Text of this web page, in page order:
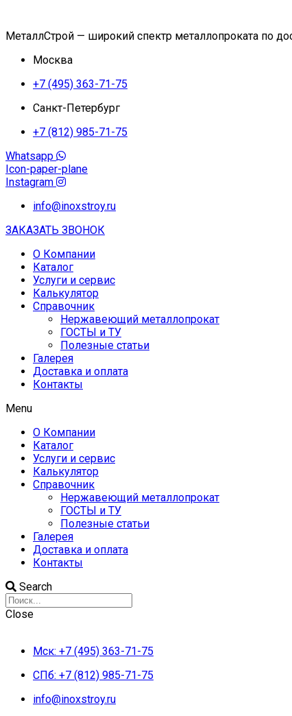
МеталлСтрой — широкий спектр металлопроката по
Москва
+7 (495) 363-71-75
Санкт-Петербург
+7 (812) 985-71-75
Whatsapp
Icon-paper-plane
Instagram
info@inoxstroy.ru
ЗАКАЗАТЬ ЗВОНОК
О Компании
Каталог
Услуги и сервис
Калькулятор
Справочник
Нержавеющий металлопрокат
ГОСТЫ и ТУ
Полезные статьи
Галерея
Доставка и оплата
Контакты
Menu
О Компании
Каталог
Услуги и сервис
Калькулятор
Справочник
Нержавеющий металлопрокат
ГОСТЫ и ТУ
Полезные статьи
Галерея
Доставка и оплата
Контакты
Search
Close
Мск: +7 (495) 363-71-75
СПб: +7 (812) 985-71-75
info@inoxstroy.ru